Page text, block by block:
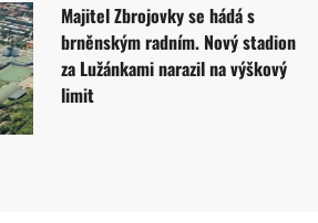
Majitel Zbrojovky se hádá s
brněnským radním. Nový stadion
za Lužánkami narazil na výškový
limit